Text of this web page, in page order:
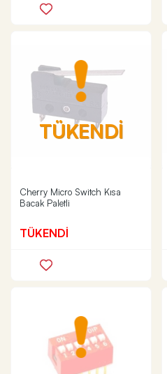
TÜKENDİ
Cherry Micro Switch Kısa
Bacak Paletli
TÜKENDİ